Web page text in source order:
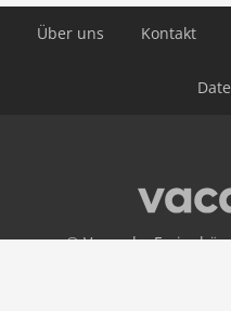
Mountainbiking
Bergwandern
Über uns Kontakt
© Vacando: